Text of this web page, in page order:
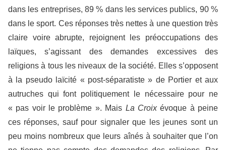
dans les entreprises, 89 % dans les services publics, 90 %
dans le sport. Ces réponses très nettes à une question très
claire voire abrupte, rejoignent les préoccupations des
laïques, s’agissant des demandes excessives des
religions à tous les niveaux de la société. Elles s’opposent
à la pseudo laïcité « post-séparatiste » de Portier et aux
autruches qui font politiquement le nécessaire pour ne
« pas voir le problème ». Mais La Croixévoque à peine
ces réponses, sauf pour signaler que les jeunes sont un
peu moins nombreux que leurs aînés à souhaiter que l’on